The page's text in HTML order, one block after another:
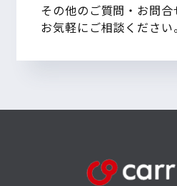
その他のご質問・お問合
お気軽にご相談ください。